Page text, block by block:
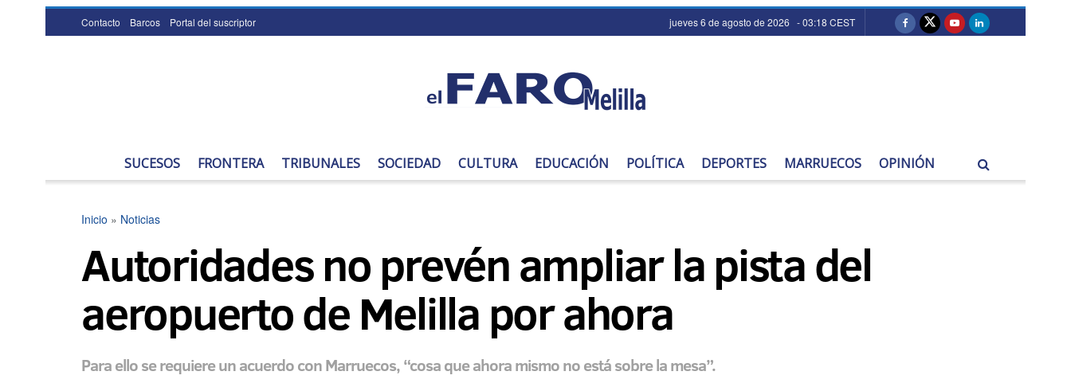
Contacto Barcos Portal del suscriptor jueves 6 de agosto de 2026 - 03:18 CEST
SUCESOS FRONTERA TRIBUNALES SOCIEDAD CULTURA EDUCACIÓN POLÍTICA DEPORTES MARRUECOS OPINIÓN
Inicio » Noticias
Autoridades no prevén ampliar la pista del
aeropuerto de Melilla por ahora
Para ello se requiere un acuerdo con Marruecos, “cosa que ahora mismo no está sobre la mesa”.